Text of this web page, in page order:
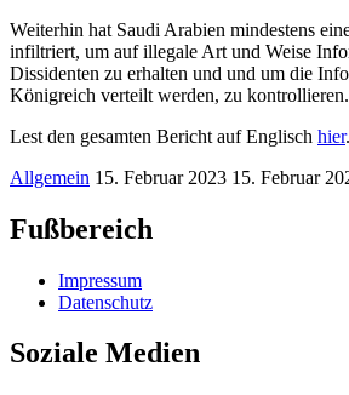
Weiterhin hat Saudi Arabien mindestens
infiltriert, um auf illegale Art und Weise
Dissidenten zu erhalten und und um die
Königreich verteilt werden, zu kontrollieren.
Lest den gesamten Bericht auf Englisch hier.
Allgemein 15. Februar 2023 15. Februar
Fußbereich
Impressum
Datenschutz
Soziale Medien